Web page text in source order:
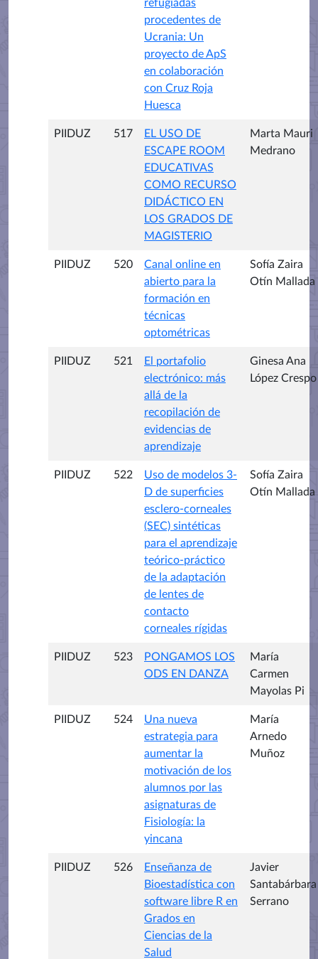
refugiadas
procedentes de
Ucrania: Un
proyecto de ApS
en colaboración
con Cruz Roja
Huesca
PIIDUZ 517
EL USO DE
ESCAPE ROOM
EDUCATIVAS
COMO RECURSO
DIDÁCTICO EN
LOS GRADOS DE
MAGISTERIO
Marta Mauri
Medrano
PIIDUZ 520
Canal online en
abierto para la
formación en
técnicas
optométricas
Sofía Zaira
Otín Mallada
PIIDUZ 521
El portafolio
electrónico: más
allá de la
recopilación de
evidencias de
aprendizaje
Ginesa Ana
López Crespo
PIIDUZ 522
Uso de modelos 3-
D de superficies
esclero-corneales
(SEC) sintéticas
para el aprendizaje
teórico-práctico
de la adaptación
de lentes de
contacto
corneales rígidas
Sofía Zaira
Otín Mallada
PIIDUZ 523
PONGAMOS LOS
ODS EN DANZA
María
Carmen
Mayolas Pi
PIIDUZ 524
Una nueva
estrategia para
aumentar la
motivación de los
alumnos por las
asignaturas de
Fisiología: la
yincana
María
Arnedo
Muñoz
PIIDUZ 526
Enseñanza de
Bioestadística con
software libre R en
Grados en
Ciencias de la
Salud
Javier
Santabárbara
Serrano